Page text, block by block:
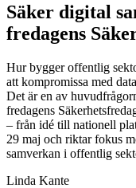
Säker digital
fredagens
Hur bygger offentlig
att kompromissa med
Det är en av
fredagens
– från idé till nationell
29 maj och riktar fokus
samverkan i offentlig
Linda Kante